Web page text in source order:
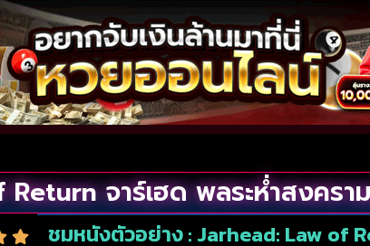
จาร์เฮด พลระห่ำสงครา
ชมหนังตัวอย่าง : Jarhead: Law of